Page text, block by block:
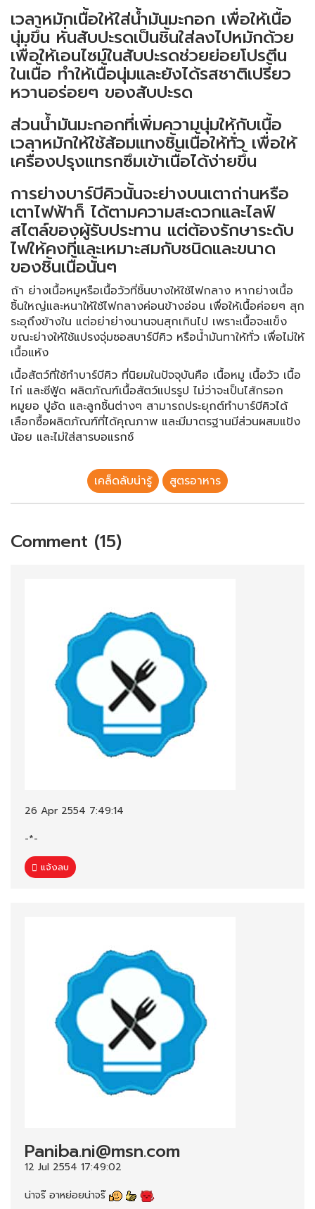
เวลาหมักเนื้อให้ใส่น้ำมันมะกอก เพื่อให้เนื้อ
นุ่มขึ้น หั่นสับปะรดเป็นชิ้นใส่ลงไปหมักด้วย
เพื่อให้เอนไซม์ในสับปะรดช่วยย่อยโปรตีน
ในเนื้อ ทำให้เนื้อนุ่มและยังได้รสชาติเปรี้ยว
หวานอร่อยๆ ของสับปะรด
ส่วนน้ำมันมะกอกที่เพิ่มความนุ่มให้กับเนื้อ
เวลาหมักให้ใช้ส้อมแทงชิ้นเนื้อให้ทั่ว เพื่อให้
เครื่องปรุงแทรกซึมเข้าเนื้อได้ง่ายขึ้น
การย่างบาร์บีคิวนั้นจะย่างบนเตาถ่านหรือ
เตาไฟฟ้าก็ ได้ตามความสะดวกและไลฟ์
สไตล์ของผู้รับประทาน แต่ต้องรักษาระดับ
ไฟให้คงที่และเหมาะสมกับชนิดและขนาด
ของชิ้นเนื้อนั้นๆ
ถ้า ย่างเนื้อหมูหรือเนื้อวัวที่ชิ้นบางให้ใช้ไฟกลาง หากย่างเนื้อ
ชิ้นใหญ่และหนาให้ใช้ไฟกลางค่อนข้างอ่อน เพื่อให้เนื้อค่อยๆ สุก
ระอุถึงข้างใน แต่อย่าย่างนานจนสุกเกินไป เพราะเนื้อจะแข็ง
ขณะย่างให้ใช้แปรงจุ่มซอสบาร์บีคิว หรือน้ำมันทาให้ทั่ว เพื่อไม่ให้
เนื้อแห้ง
เนื้อสัตว์ที่ใช้ทำบาร์บีคิว ที่นิยมในปัจจุบันคือ เนื้อหมู เนื้อวัว เนื้อ
ไก่ และซีฟู้ด ผลิตภัณฑ์เนื้อสัตว์แปรรูป ไม่ว่าจะเป็นไส้กรอก
หมูยอ ปูอัด และลูกชิ้นต่างๆ สามารถประยุกต์ทำบาร์บีคิวได้
เลือกซื้อผลิตภัณฑ์ที่ได้คุณภาพ และมีมาตรฐานมีส่วนผสมแป้ง
น้อย และไม่ใส่สารบอแรกซ์
เคล็ดลับน่ารู้ สูตรอาหาร
Comment (15)
26 Apr 2554 7:49:14
-*-
แจ้งลบ
Paniba.ni@msn.com
12 Jul 2554 17:49:02
น่าจร๊ อาหย่อยน่าจร๊